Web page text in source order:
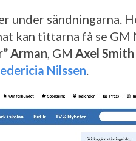
under sändningarna.
kan tittarna få se GM
Arman, GM Axel Smith
Nilssen.